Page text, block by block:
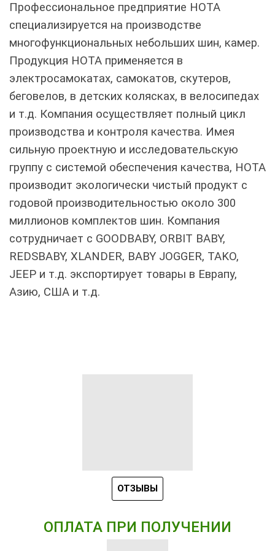
Профессиональное предприятие HOTA
специализируется на производстве
многофункциональных небольших шин, камер.
Продукция HOTA применяется в
электросамокатах, самокатов, скутеров,
беговелов, в детских колясках, в велосипедах
и т.д. Компания осуществляет полный цикл
производства и контроля качества. Имея
сильную проектную и исследовательскую
группу с системой обеспечения качества, HOTA
производит экологически чистый продукт с
годовой производительностью около 300
миллионов комплектов шин. Компания
сотрудничает с GOODBABY, ORBIT BABY,
REDSBABY, XLANDER, BABY JOGGER, TAKO,
JEEP и т.д. экспортирует товары в Еврапу,
Азию, США и т.д.
ОТЗЫВЫ
ОПЛАТА ПРИ ПОЛУЧЕНИИ